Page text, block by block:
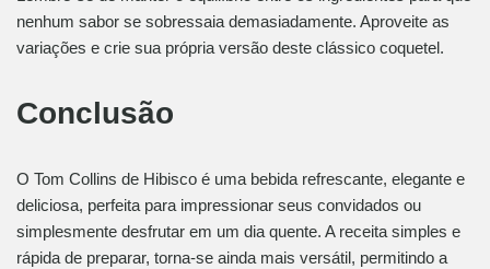
nenhum sabor se sobressaia demasiadamente. Aproveite as
variações e crie sua própria versão deste clássico coquetel.
Conclusão
O Tom Collins de Hibisco é uma bebida refrescante, elegante e
deliciosa, perfeita para impressionar seus convidados ou
simplesmente desfrutar em um dia quente. A receita simples e
rápida de preparar, torna-se ainda mais versátil, permitindo a